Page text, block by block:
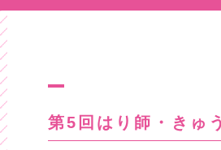
第5回はり師・きゅ